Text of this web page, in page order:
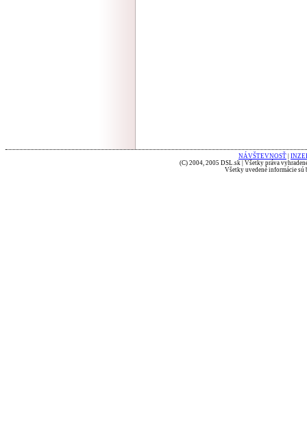
NÁVŠTEVNOSŤ
(C) 2004, 2005 DSL.sk | Všetky práva
Všetky uvedené informácie sú